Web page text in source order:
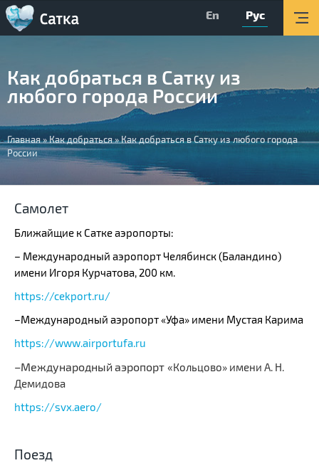
Об округе
Организации
Туризм
О Центре
Версия для слабовидящих
En Рус
Как добраться в Сатку из
любого города России
Вы
здесь
Главная»Как добраться»Как добраться в Сатку из любого города
России
Самолет
Ближайщие к Сатке аэропорты:
– Международный аэропорт Челябинск (Баландино)
имени Игоря Курчатова, 200 км.
https://cekport.ru/
–Международный аэропорт «Уфа» имени Мустая Карима
https://www.airportufa.ru
–Международный аэропорт «Кольцово» имени А. Н.
Демидова
https://svx.aero/
Поезд